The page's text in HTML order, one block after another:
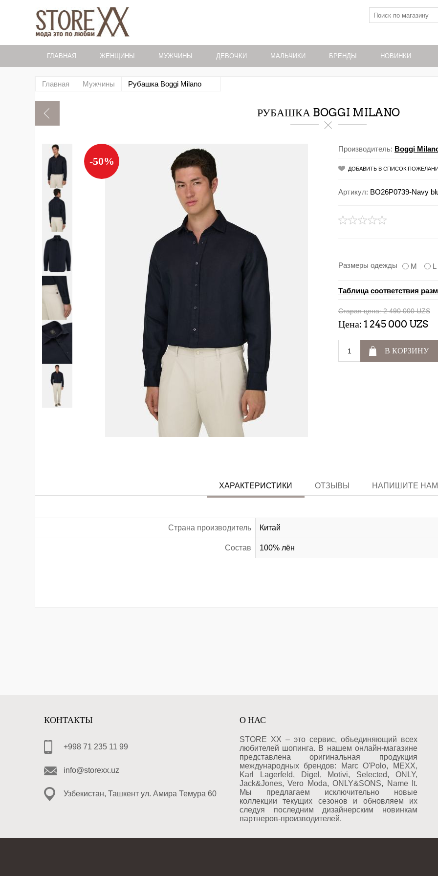
ГЛАВНАЯ ЖЕНЩИНЫ МУЖЧИНЫ ДЕВОЧКИ МАЛЬЧИКИ БРЕНДЫ НОВИНКИ
Главная Мужчины Рубашка Boggi Milano
РУБАШКА BOGGI MILANO
-50%
Производитель: Boggi
ДОБАВИТЬ В СПИСОК
Артикул: BO26P0739-Navy
Размеры одежды M L
Таблица соответствия
Старая цена: 2 490 000 UZS
Цена: 1 245 000 UZS
В КОРЗИНУ
ХАРАКТЕРИСТИКИ ОТЗЫВЫ НАПИШИТЕ НАМ
Страна производитель Китай
Состав 100% лён
КОНТАКТЫ
+998 71 235 11 99
info@storexx.uz
Узбекистан, Ташкент ул. Амира Темура 60
О НАС
STORE XX – это сервис, объединяющий всех
любителей шопинга. В нашем онлайн-магазине
представлена оригинальная продукция
международных брендов: Marc O'Polo, MEXX,
Karl Lagerfeld, Digel, Motivi, Selected, ONLY,
Jack&Jones, Vero Moda, ONLY&SONS, Name It.
Мы предлагаем исключительно новые
коллекции текущих сезонов и обновляем их
следуя последним дизайнерским новинкам
партнеров-производителей.